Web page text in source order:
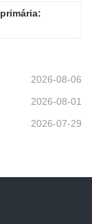
2026-08-06
2026-08-01
2026-07-29